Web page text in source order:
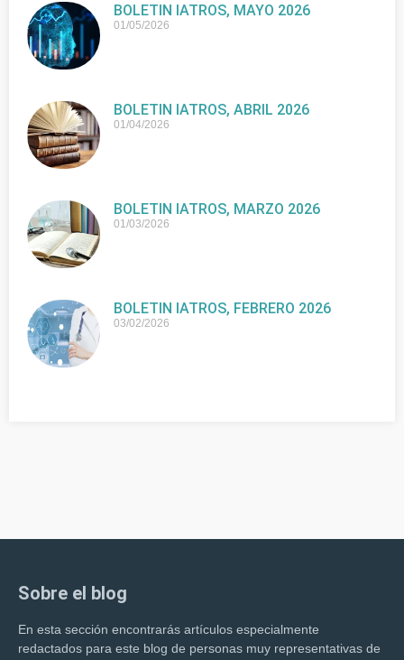
BOLETIN IATROS, MAYO 2026
01/05/2026
BOLETIN IATROS, ABRIL 2026
01/04/2026
BOLETIN IATROS, MARZO 2026
01/03/2026
BOLETIN IATROS, FEBRERO 2026
03/02/2026
Sobre el blog
En esta sección encontrarás artículos especialmente
redactados para este blog de personas muy representativas de